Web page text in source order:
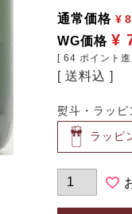
通常価格 ¥
WG価格 ¥
[ 64 ポイント
送料込
熨斗・ラッピ
ラッピ